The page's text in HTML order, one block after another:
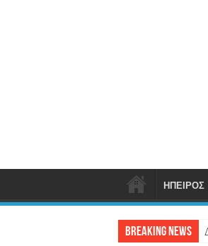
ΗΠΕΙΡΟΣ
Breaking News